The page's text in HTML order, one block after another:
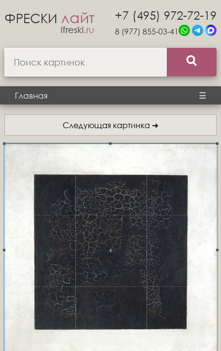
ФРЕСКИ лайт
ifreski.ru
+7 (495) 972-72-19
8 (977) 855-03-41
Главная ☰
Следующая картинка ➜